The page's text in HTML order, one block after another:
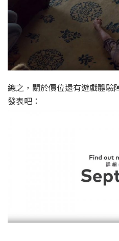
總之，關於價位還有遊戲體驗
發表吧：